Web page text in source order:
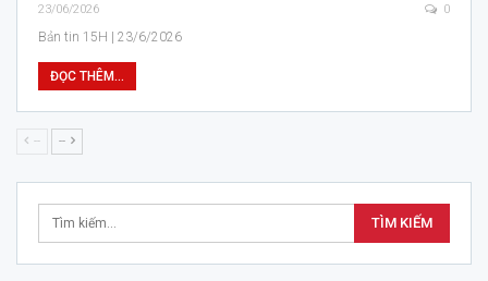
23/06/2026 0
Bản tin 15H | 23/6/2026
ĐỌC THÊM...
-- --